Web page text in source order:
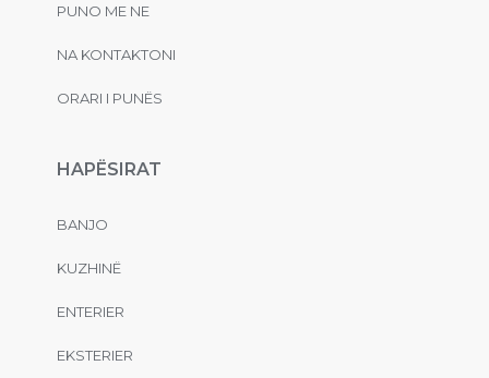
PUNO ME NE
NA KONTAKTONI
ORARI I PUNËS
HAPËSIRAT
BANJO
KUZHINË
ENTERIER
EKSTERIER